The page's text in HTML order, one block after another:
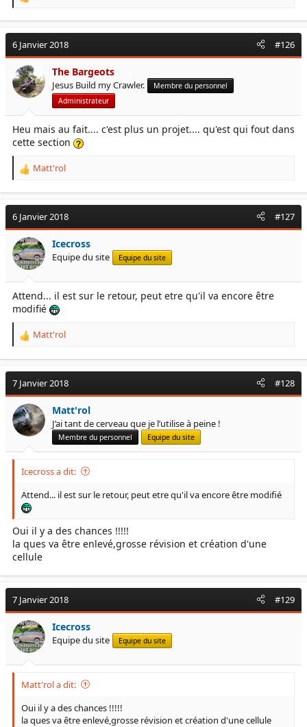
t
o
n
s
6 Janvier 2018 #126
The Bargeots
Jesus Build my Crawler.
Membre du personnel
Administrateur
Heu mais au fait.... c'est plus un projet.... qu'est qui fout dans
cette section
R
t
o
n
s
:
Matt'rol
6 Janvier 2018 #127
Icecross
Equipe du site Equipe du site
Attend... il est sur le retour, peut etre qu'il va encore être
modifié
R
t
o
n
s
:
Matt'rol
7 Janvier 2018 #128
Matt'rol
J’ai tant de cerveau que je l’utilise à peine !
Membre du personnel Equipe du site
Icecross a dit:
Attend... il est sur le retour, peut etre qu'il va encore être modifié
Oui il y a des chances !!!!!
la ques va être enlevé,grosse révision et création d'une
cellule
7 Janvier 2018 #129
Icecross
Equipe du site Equipe du site
Matt'rol a dit:
Oui il y a des chances !!!!!
la ques va être enlevé,grosse révision et création d'une cellule